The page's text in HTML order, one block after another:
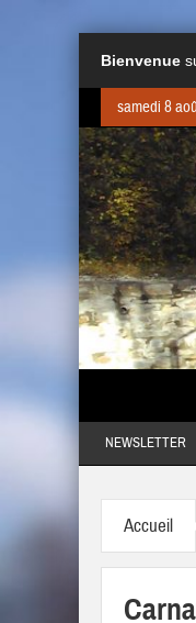
Bienvenue
samedi 8
NEWSLETTER
Accueil